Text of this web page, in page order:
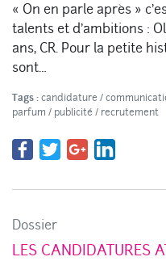
« On en parle après »
talents et d’ambitions :
ans, CR. Pour la petite
sont…
Tags : candidature /
parfum / publicité / recrutement
Dossier
LES CANDIDATURES